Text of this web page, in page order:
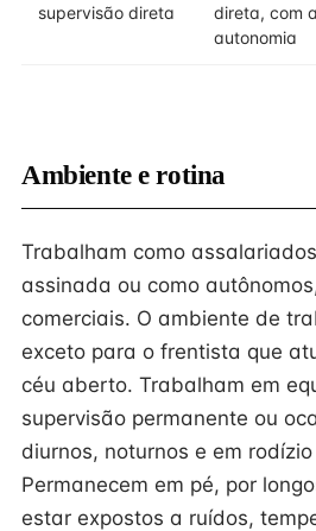
supervisão direta
direta, com
autonomia
Ambiente e rotina
Trabalham como
assinada ou como
comerciais. O ambiente de
exceto para o frentista que
céu aberto. Trabalham em
supervisão permanente ou
diurnos, noturnos e em
Permanecem em pé, por
estar expostos a ruídos,